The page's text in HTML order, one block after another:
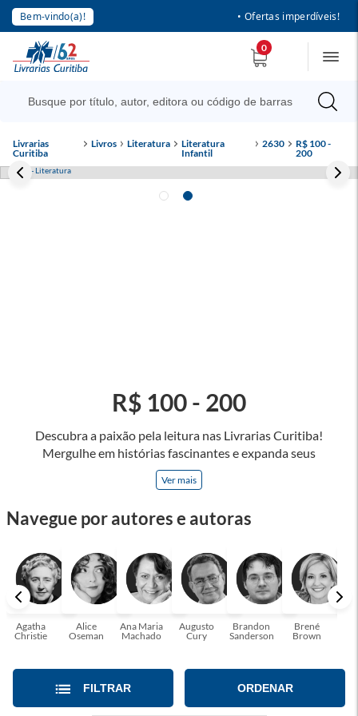
Bem-vindo(a)! • Ofertas imperdíveis!
0
Livrarias
Curitiba
Livros Literatura
Literatura
Infantil
2630
R$ 100 -
200
Descubra a paixão pela leitura nas Livrarias Curitiba!
Mergulhe em histórias fascinantes e expanda seus
horizontes, onde cada página é uma porta para novos
universos e perspectivas. Ler nos permite viajar sem sair do
e tenha a oportunidade de alcançar o seu crescimento
passe um tempo no mundo da imaginação! A leitura
transforma vidas e estamos aqui para ajudar a transformar a
sua! Tenha certeza, temos o livro perfeito para você!
Ver mais
R$ 100 - 200
Navegue por autores e autoras
Agatha
Christie
Alice
Oseman
Ana Maria
Machado
Augusto
Cury
Brandon
Sanderson
Brené
Brown
FILTRAR ORDENAR